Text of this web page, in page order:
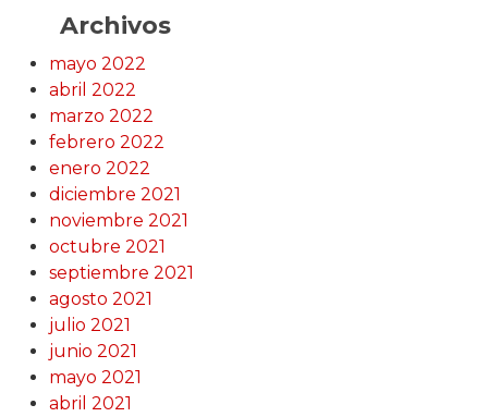
Archivos
mayo 2022
abril 2022
marzo 2022
febrero 2022
enero 2022
diciembre 2021
noviembre 2021
octubre 2021
septiembre 2021
agosto 2021
julio 2021
junio 2021
mayo 2021
abril 2021